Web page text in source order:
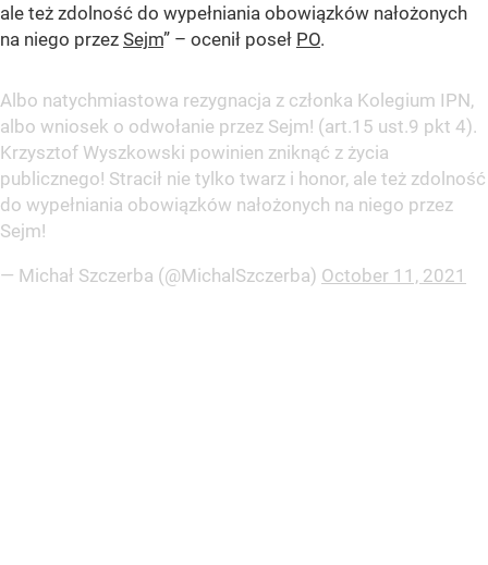
ale też zdolność do wypełniania obowiązków nałożonych
na niego przez Sejm” – ocenił poseł PO.
Albo natychmiastowa rezygnacja z członka Kolegium IPN,
albo wniosek o odwołanie przez Sejm! (art.15 ust.9 pkt 4).
Krzysztof Wyszkowski powinien zniknąć z życia
publicznego! Stracił nie tylko twarz i honor, ale też zdolność
do wypełniania obowiązków nałożonych na niego przez
Sejm!
— Michał Szczerba (@MichalSzczerba) October 11, 2021